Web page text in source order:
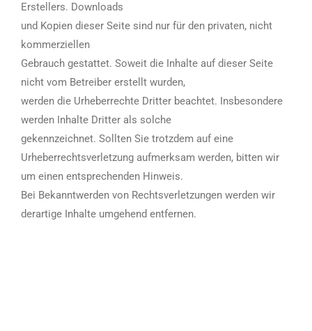
Erstellers. Downloads
und Kopien dieser Seite sind nur für den privaten, nicht
kommerziellen
Gebrauch gestattet. Soweit die Inhalte auf dieser Seite
nicht vom Betreiber erstellt wurden,
werden die Urheberrechte Dritter beachtet. Insbesondere
werden Inhalte Dritter als solche
gekennzeichnet. Sollten Sie trotzdem auf eine
Urheberrechtsverletzung aufmerksam werden, bitten wir
um einen entsprechenden Hinweis.
Bei Bekanntwerden von Rechtsverletzungen werden wir
derartige Inhalte umgehend entfernen.